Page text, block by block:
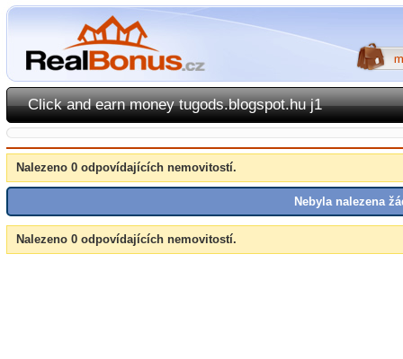
Click and earn money tugods.blogspot.hu j1
Nalezeno 0 odpovídajících nemovitostí.
Nebyla nalezena
Nalezeno 0 odpovídajících nemovitostí.